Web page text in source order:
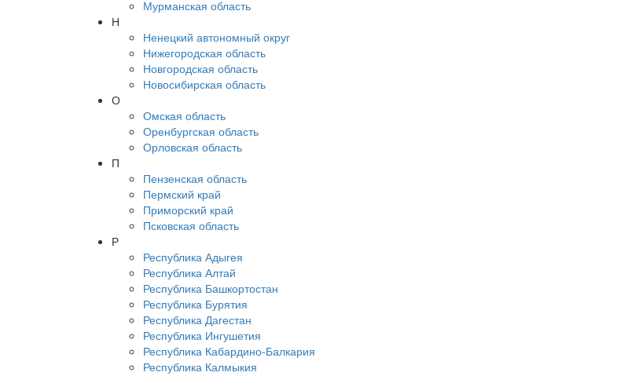
Мурманская область
Н
Ненецкий автономный округ
Нижегородская область
Новгородская область
Новосибирская область
О
Омская область
Оренбургская область
Орловская область
П
Пензенская область
Пермский край
Приморский край
Псковская область
Р
Республика Адыгея
Республика Алтай
Республика Башкортостан
Республика Бурятия
Республика Дагестан
Республика Ингушетия
Республика Кабардино-Балкария
Республика Калмыкия